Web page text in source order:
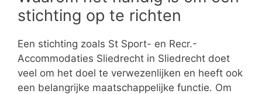
stichting op te richten
Een stichting zoals St Sport- en Recr.-
Accommodaties Sliedrecht in Sliedrecht doet
veel om het doel te verwezenlijken en heeft ook
een belangrijke maatschappelijke functie. Om